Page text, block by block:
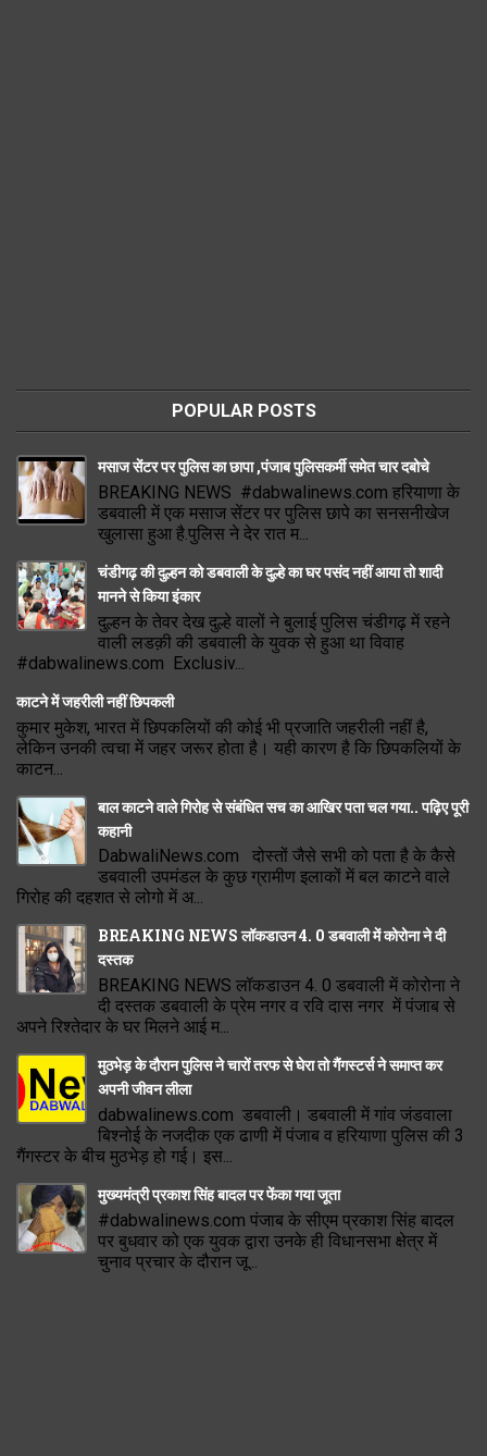
POPULAR POSTS
मसाज सेंटर पर पुलिस का छापा ,पंजाब पुलिसकर्मी समेत चार दबोचे
BREAKING NEWS #dabwalinews.com हरियाणा के
डबवाली में एक मसाज सेंटर पर पुलिस छापे का सनसनीखेज
खुलासा हुआ है.पुलिस ने देर रात म...
चंडीगढ़ की दुल्हन को डबवाली के दुल्हे का घर पसंद नहीं आया तो शादी
मानने से किया इंकार
दुल्हन के तेवर देख दुल्हे वालों ने बुलाई पुलिस चंडीगढ़ में रहने
वाली लडक़ी की डबवाली के युवक से हुआ था विवाह
#dabwalinews.com Exclusiv...
काटने में जहरीली नहीं छिपकली
कुमार मुकेश, भारत में छिपकलियों की कोई भी प्रजाति जहरीली नहीं है,
लेकिन उनकी त्वचा में जहर जरूर होता है। यही कारण है कि छिपकलियों के
काटन...
बाल काटने वाले गिरोह से संबंधित सच का आखिर पता चल गया.. पढ़िए पूरी
कहानी
DabwaliNews.com दोस्तों जैसे सभी को पता है के कैसे
डबवाली उपमंडल के कुछ ग्रामीण इलाकों में बल काटने वाले
गिरोह की दहशत से लोगो में अ...
BREAKING NEWS लॉकडाउन 4. 0 डबवाली में कोरोना ने दी
दस्तक
BREAKING NEWS लॉकडाउन 4. 0 डबवाली में कोरोना ने
दी दस्तक डबवाली के प्रेम नगर व रवि दास नगर में पंजाब से
अपने रिश्तेदार के घर मिलने आई म...
मुठभेड़ के दौरान पुलिस ने चारों तरफ से घेरा तो गैंगस्टर्स ने समाप्त कर
अपनी जीवन लीला
dabwalinews.com डबवाली। डबवाली में गांव जंडवाला
बिश्नोई के नजदीक एक ढाणी में पंजाब व हरियाणा पुलिस की 3
गैंगस्टर के बीच मुठभेड़ हो गई। इस...
मुख्यमंत्री प्रकाश सिंह बादल पर फेंका गया जूता
#dabwalinews.com पंजाब के सीएम प्रकाश सिंह बादल
पर बुधवार को एक युवक द्वारा उनके ही विधानसभा क्षेत्र में
चुनाव प्रचार के दौरान जू...